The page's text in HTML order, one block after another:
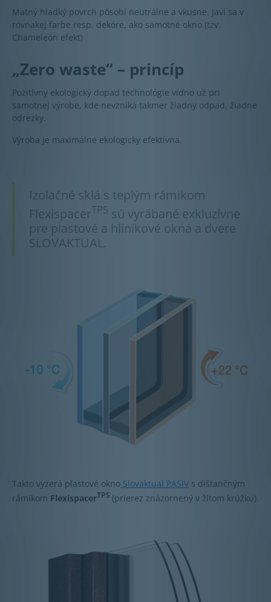
Matný hladký povrch pôsobí neutrálne a vkusne. Javí sa v
rovnakej farbe resp. dekóre, ako samotné okno (tzv.
Chameleón efekt)
„Zero waste“ – princíp
Pozitívny ekologický dopad technológie vidno už pri
samotnej výrobe, kde nevzniká takmer žiadny odpad, žiadne
odrezky.
Výroba je maximálne ekologicky efektívna.
Izolačné sklá s teplým rámikom
FlexispacerTPS sú vyrábané exkluzívne
pre plastové a hliníkové okná a dvere
SLOVAKTUAL.
Takto vyzerá plastové okno Slovaktual PASIV s dištančným
rámikom FlexispacerTPS (prierez znázornený v žltom krúžku).